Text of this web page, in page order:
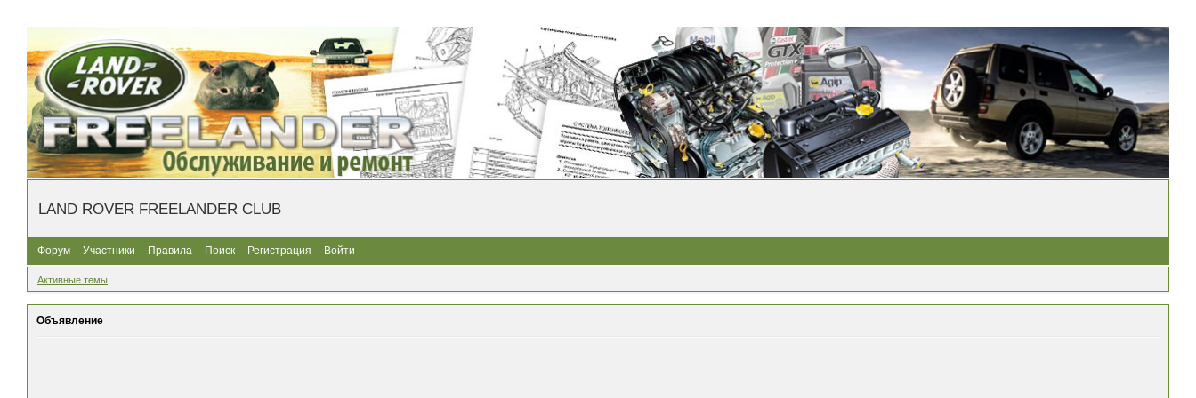
LAND ROVER FREELANDER CLUB
Форум Участники Правила Поиск Регистрация Войти
Активные темы
Объявление